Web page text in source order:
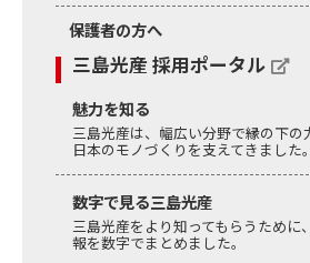
保護者の方へ
三島光産 採用ポータル
魅力を知る
三島光産は、幅広い分野で縁の下の
日本のモノづくりを支えてきました。
数字で見る三島光産
三島光産をより知ってもらうために
報を数字でまとめました。